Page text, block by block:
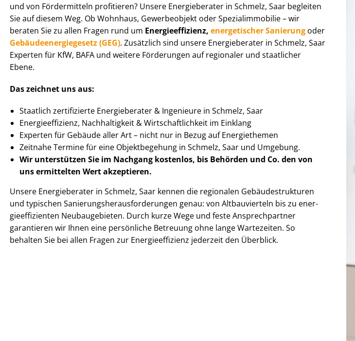
und von Fördermitteln profitieren? Unsere Energieberater in Schmelz, Saar begleiten
Sie auf diesem Weg. Ob Wohnhaus, Gewerbeobjekt oder Spe­zi­al­im­mo­bi­lie – wir
beraten Sie zu allen Fragen rund um En­er­gie­ef­fi­zi­enz, energetischer Sanierung oder
Ge­bäu­de­en­er­gie­ge­setz (GEG). Zusätzlich sind unsere Energieberater in Schmelz, Saar
Experten für KfW, BAFA und weitere Förderungen auf regionaler und staatlicher
Ebene.
Das zeichnet uns aus:
Staatlich zertifizierte Energieberater & Ingenieure in Schmelz, Saar
En­er­gie­ef­fi­zi­enz, Nachhaltigkeit & Wirt­schaft­lich­keit im Einklang
Experten für Gebäude aller Art – nicht nur in Bezug auf Energiethemen
Zeitnahe Termine für eine Objektbegehung in Schmelz, Saar und Umgebung.
Wir unterstützen Sie im Nachgang kostenlos, bis Behörden und Co. den von
uns ermittelten Wert akzeptieren.
Unsere Energieberater in Schmelz, Saar kennen die regionalen Ge­bäu­de­struk­tu­ren
und typischen Sa­nie­rungs­her­aus­for­de­run­gen genau: von Altbauvierteln bis zu en­er­
gie­ef­fi­zi­en­ten Neubaugebieten. Durch kurze Wege und feste Ansprechpartner
garantieren wir Ihnen eine persönliche Betreuung ohne lange Wartezeiten. So
behalten Sie bei allen Fragen zur En­er­gie­ef­fi­zi­enz jederzeit den Überblick.